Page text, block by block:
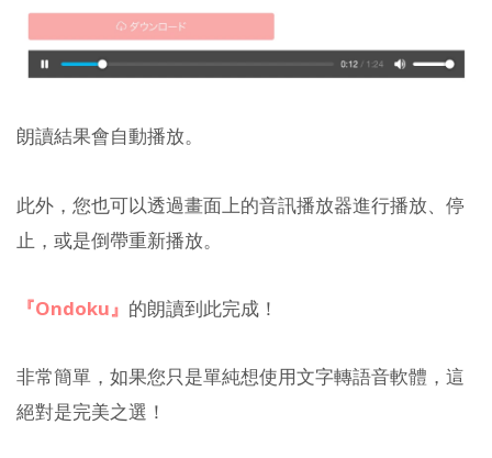
朗讀結果會自動播放。
此外，您也可以透過畫面上的音訊播放器進行播放、停
止，或是倒帶重新播放。
『Ondoku』 的朗讀到此完成！
非常簡單，如果您只是單純想使用文字轉語音軟體，這
絕對是完美之選！